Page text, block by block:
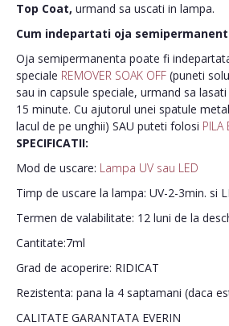
Top Coat, urmand sa uscati in lampa.
Cum indepartati oja
Oja semipermanenta poate fi
speciale REMOVER SOAK OFF (puneti
sau in capsule speciale, urmand sa
15 minute. Cu ajutorul unei spatule
lacul de pe unghii) SAU puteti folosi PILA
SPECIFICATII:
Mod de uscare: Lampa UV sau LED
Timp de uscare la lampa: UV-2-3min. si
Termen de valabilitate: 12 luni de la
Cantitate:7ml
Grad de acoperire: RIDICAT
Rezistenta: pana la 4 saptamani (daca
CALITATE GARANTATA EVERIN